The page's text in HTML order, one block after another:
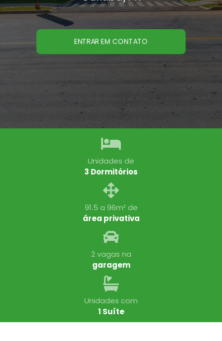
ENTRAR EM CONTATO
Unidades de
3 Dormitórios
91.5 a 96m² de
área privativa
2 vagas na
garagem
Unidades com
1 Suíte